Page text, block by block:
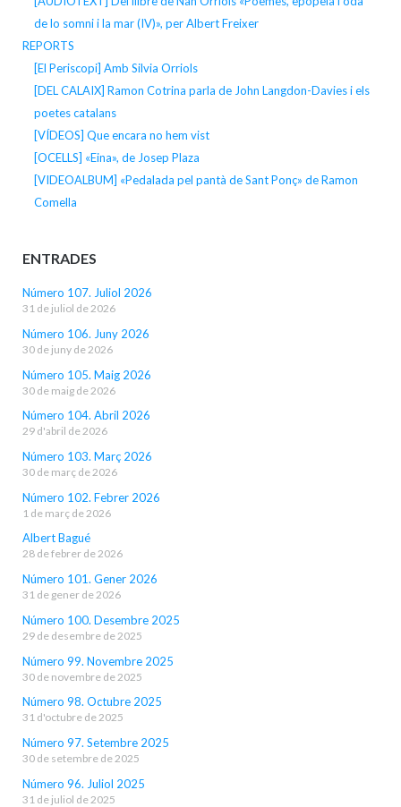
de lo somni i la mar (IV)», per Albert Freixer
REPORTS
[El Periscopi] Amb Silvia Orriols
[DEL CALAIX] Ramon Cotrina parla de John Langdon-Davies i els
poetes catalans
[VÍDEOS] Que encara no hem vist
[OCELLS] «Eina», de Josep Plaza
[VIDEOALBUM] «Pedalada pel pantà de Sant Ponç» de Ramon
Comella
ENTRADES
Número 107. Juliol 2026
31 de juliol de 2026
Número 106. Juny 2026
30 de juny de 2026
Número 105. Maig 2026
30 de maig de 2026
Número 104. Abril 2026
29 d'abril de 2026
Número 103. Març 2026
30 de març de 2026
Número 102. Febrer 2026
1 de març de 2026
Albert Bagué
28 de febrer de 2026
Número 101. Gener 2026
31 de gener de 2026
Número 100. Desembre 2025
29 de desembre de 2025
Número 99. Novembre 2025
30 de novembre de 2025
Número 98. Octubre 2025
31 d'octubre de 2025
Número 97. Setembre 2025
30 de setembre de 2025
Número 96. Juliol 2025
31 de juliol de 2025